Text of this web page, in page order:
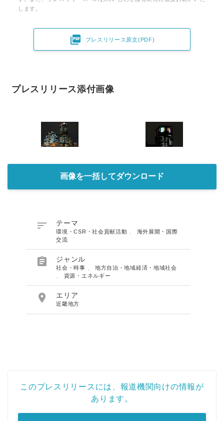
します。
 プレスリリース原文(PDF)
プレスリリース添付画像
画像を一括してダウンロード
 テーマ
環境・CSR・社会貢献活動
海外展開・国際
交流
 ジャンル
社会・時事
地方自治・地域経済・地域社会
資源・エネルギー
 エリア
近畿地方
このプレスリリースには、報道機関向けの情報が
あります。